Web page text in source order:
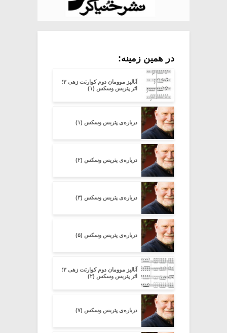
در همین زمینه:
آنالیز موومان دوم کوارتت زهی ۳؛
اثر پتریس وسکس (۱)
درباره‌ی پتریس وسکس (۱)
درباره‌ی پتریس وسکس (۲)
درباره‌ی پتریس وسکس (۳)
درباره‌ی پتریس وسکس (۵)
آنالیز موومان دوم کوارتت زهی ۳؛
اثر پتریس وسکس (۲)
درباره‌ی پتریس وسکس (۷)